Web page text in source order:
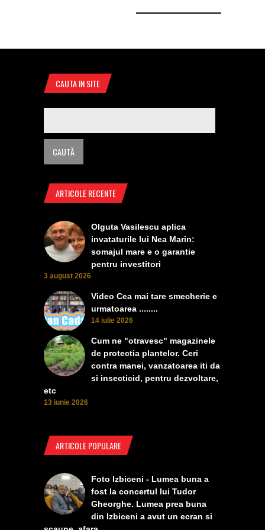
CAUTA IN SITE
ARTICOLE RECENTE
Olguta Vasilescu aplica
invataturile lui Nea Marin:
somajul mare e o garantie
pentru investitori
3 august 2026
Video Cea mai tare smecherie e
urmatoarea ........
14 iulie 2026
Cum ne "otravesc" magazinele
de protectia plantelor. Ceri
contra manei, vanzatoarea iti da
si insecticid, pentru dezvoltare,
etc
13 iunie 2026
ARTICOLE POPULARE
Foto Izbiceni - Lumea buna a
fost la concertul lui Tudor
Gheorghe. Lumea prea buna
din Izbiceni a avut un ecran si